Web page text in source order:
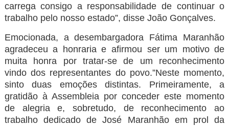
carrega consigo a responsabilidade de continuar o
trabalho pelo nosso estado”, disse João Gonçalves.
Emocionada, a desembargadora Fátima Maranhão
agradeceu a honraria e afirmou ser um motivo de
muita honra por tratar-se de um reconhecimento
vindo dos representantes do povo.”Neste momento,
sinto duas emoções distintas. Primeiramente, a
gratidão à Assembleia por conceder este momento
de alegria e, sobretudo, de reconhecimento ao
trabalho dedicado de José Maranhão em prol da